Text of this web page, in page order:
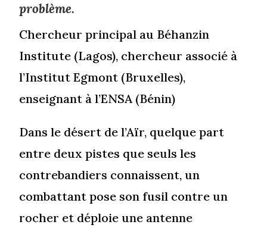
problème.
Chercheur principal au Béhanzin
Institute (Lagos), chercheur associé à
l’Institut Egmont (Bruxelles),
enseignant à l’ENSA (Bénin)
Dans le désert de l’Aïr, quelque part
entre deux pistes que seuls les
contrebandiers connaissent, un
combattant pose son fusil contre un
rocher et déploie une antenne